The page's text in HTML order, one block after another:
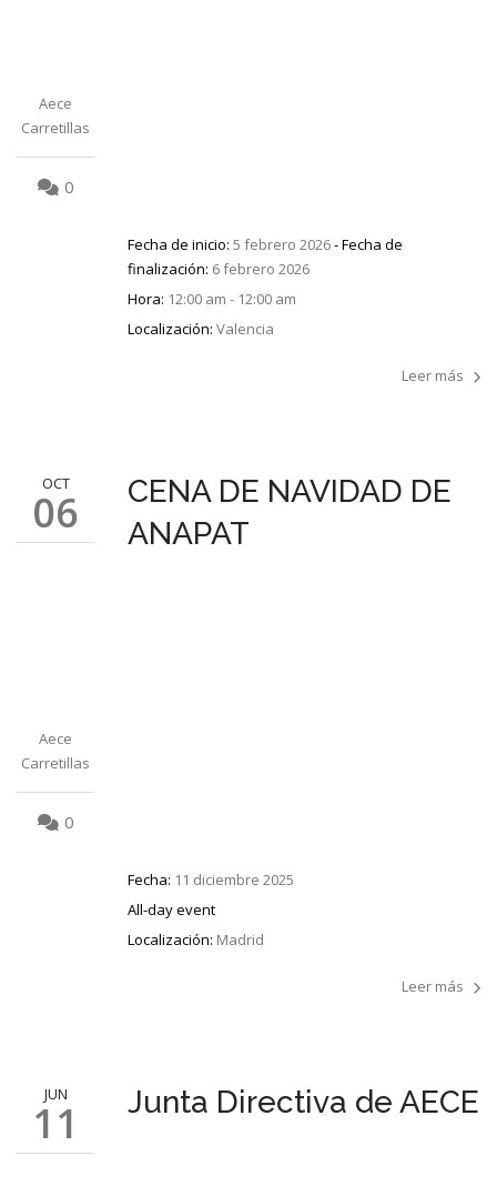
Aece
Carretillas
0
Fecha de inicio: 5 febrero 2026- Fecha de
finalización: 6 febrero 2026
Hora: 12:00 am - 12:00 am
Localización: Valencia
Leer más
OCT
06
Aece
Carretillas
0
CENA DE NAVIDAD DE
ANAPAT
Fecha: 11 diciembre 2025
All-day event
Localización: Madrid
Leer más
JUN
11 Junta Directiva de AECE